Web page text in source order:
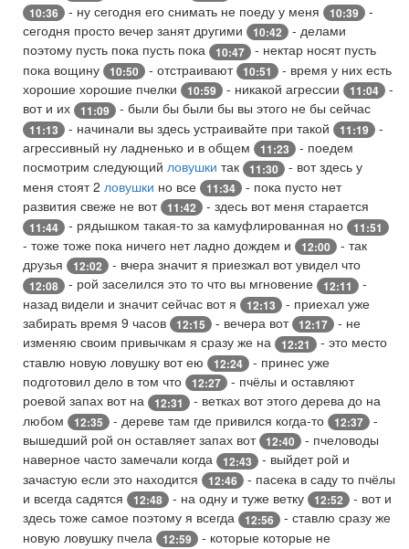
10:36 - ну сегодня его снимать не поеду у меня 10:39
-
сегодня просто вечер занят другими
10:42
- делами
поэтому пусть пока пусть пока
10:47
- нектар носят пусть
пока вощину
10:50 - отстраивают 10:51
- время у них есть
хорошие хорошие пчелки
10:59 - никакой агрессии 11:04
-
вот и их
11:09 - были бы были бы вы этого не бы сейчас
11:13 - начинали вы здесь устраивайте при такой 11:19
-
агрессивный ну ладненько и в общем
11:23
- поедем
посмотрим следующий ловушки так 11:30
- вот здесь у
меня стоят 2 ловушки но все 11:34
- пока пусто нет
развития свеже не вот 11:42 - здесь вот меня старается
11:44 - рядышком такая-то за камуфлированная но 11:51
- тоже тоже пока ничего нет ладно дождем и 12:00
- так
друзья
12:02 - вчера значит я приезжал вот увидел что
12:08 - рой заселился это то что вы мгновение 12:11
-
назад видели и значит сейчас вот я
12:13
- приехал уже
забирать время 9 часов
12:15 - вечера вот 12:17
- не
изменяю своим привычкам я сразу же на
12:21
- это место
ставлю новую ловушку вот ею
12:24
- принес уже
подготовил дело в том что
12:27
- пчёлы и оставляют
роевой запах вот на
12:31
- ветках вот этого дерева до на
любом
12:35 - дереве там где привился когда-то 12:37
-
вышедший рой он оставляет запах вот 12:40
- пчеловоды
наверное часто замечали когда
12:43
- выйдет рой и
зачастую если это находится
12:46
- пасека в саду то пчёлы
и всегда садятся
12:48 - на одну и туже ветку 12:52
- вот и
здесь тоже самое поэтому я всегда
12:56
- ставлю сразу же
новую ловушку пчела
12:59
- которые которые не